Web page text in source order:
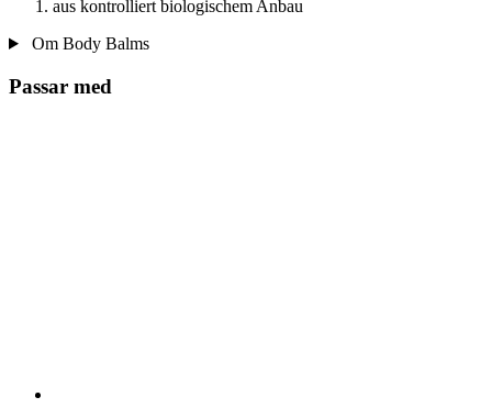
aus kontrolliert biologischem Anbau
Om Body Balms
Passar med